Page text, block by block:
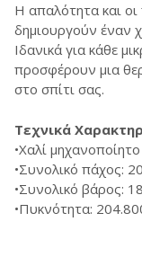
Η απαλότητα και
δημιουργούν έναν
Ιδανικά για κάθε
προσφέρουν μια
στο σπίτι σας.
Τεχνικά
•Χαλί
•Συνολικό πάχος:
•Συνολικό βάρος:
•Πυκνότητα: